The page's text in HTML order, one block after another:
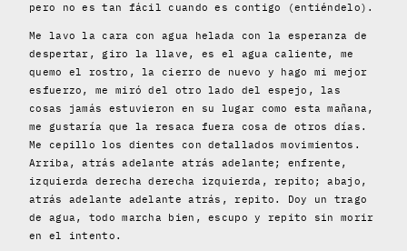
pero no es tan fácil cuando es contigo (entiéndelo).
Me lavo la cara con agua helada con la esperanza de
despertar, giro la llave, es el agua caliente, me
quemo el rostro, la cierro de nuevo y hago mi mejor
esfuerzo, me miró del otro lado del espejo, las
cosas jamás estuvieron en su lugar como esta mañana,
me gustaría que la resaca fuera cosa de otros días.
Me cepillo los dientes con detallados movimientos.
Arriba, atrás adelante atrás adelante; enfrente,
izquierda derecha derecha izquierda, repito; abajo,
atrás adelante adelante atrás, repito. Doy un trago
de agua, todo marcha bien, escupo y repito sin morir
en el intento.